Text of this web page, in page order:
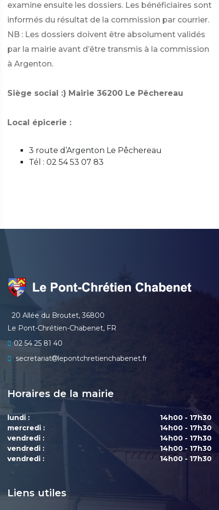
examine ensuite les dossiers. Les bénéficiaires sont
informés du résultat de la commission par courrier.
NB : Les dossiers doivent être absolument validés
par la mairie avant d’être transmis à la commission
à Argenton.
Siège social :} Mairie 36200 Le Pêchereau
Local épicerie :
3 route d’Argenton Le Pêchereau
Tél : 02 54 53 07 83
20 Allée du Broutet, 36800
Le Pont-Chrétien-Chabenet, FR
02 54 25 81 40
secretariat
lepontchretienchabenet.fr
Horaires de la mairie
lundi :
14h00 - 17h30
mercredi :
14h00 - 17h30
vendredi :
14h00 - 17h30
vendredi :
14h00 - 17h30
vendredi :
14h00 - 17h30
Liens utiles